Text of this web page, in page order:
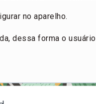
no aparelho.
dessa forma o usuário